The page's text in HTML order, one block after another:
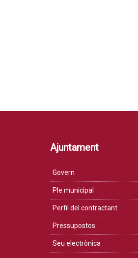
Ajuntament
Govern
Ple municipal
Perfil del contractant
Pressupostos
Seu electrònica